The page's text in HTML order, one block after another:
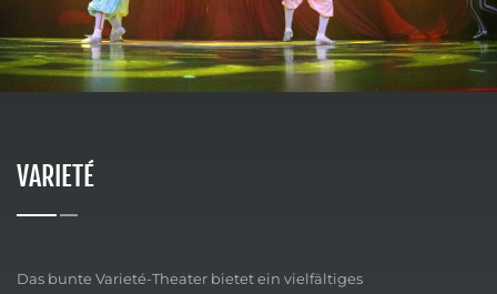
VARIETÉ
Das bunte Varieté-Theater bietet ein vielfältiges